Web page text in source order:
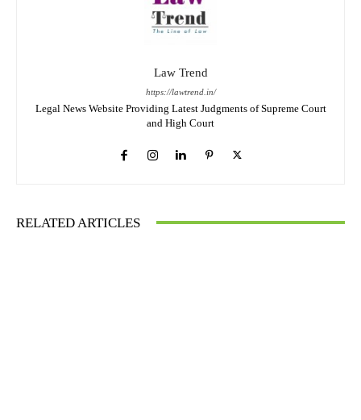
Law Trend
https://lawtrend.in/
Legal News Website Providing Latest Judgments of Supreme Court
and High Court
RELATED ARTICLES